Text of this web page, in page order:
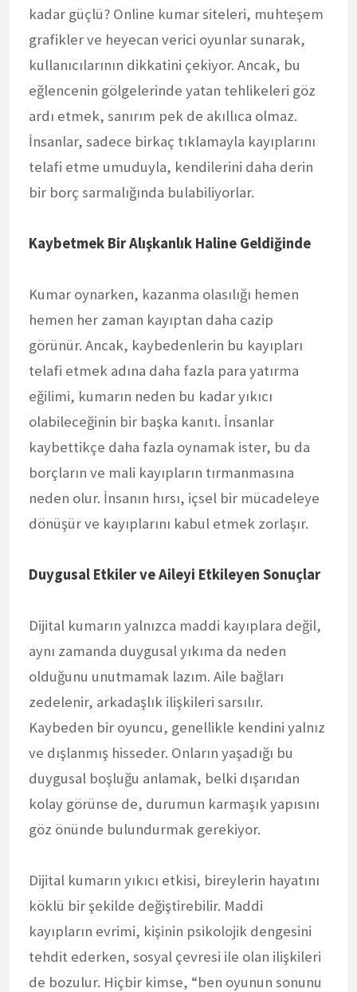
kadar güçlü? Online kumar siteleri, muhteşem
grafikler ve heyecan verici oyunlar sunarak,
kullanıcılarının dikkatini çekiyor. Ancak, bu
eğlencenin gölgelerinde yatan tehlikeleri göz
ardı etmek, sanırım pek de akıllıca olmaz.
İnsanlar, sadece birkaç tıklamayla kayıplarını
telafi etme umuduyla, kendilerini daha derin
bir borç sarmalığında bulabiliyorlar.
Kaybetmek Bir Alışkanlık Haline Geldiğinde
Kumar oynarken, kazanma olasılığı hemen
hemen her zaman kayıptan daha cazip
görünür. Ancak, kaybedenlerin bu kayıpları
telafi etmek adına daha fazla para yatırma
eğilimi, kumarın neden bu kadar yıkıcı
olabileceğinin bir başka kanıtı. İnsanlar
kaybettikçe daha fazla oynamak ister, bu da
borçların ve mali kayıpların tırmanmasına
neden olur. İnsanın hırsı, içsel bir mücadeleye
dönüşür ve kayıplarını kabul etmek zorlaşır.
Duygusal Etkiler ve Aileyi Etkileyen Sonuçlar
Dijital kumarın yalnızca maddi kayıplara değil,
aynı zamanda duygusal yıkıma da neden
olduğunu unutmamak lazım. Aile bağları
zedelenir, arkadaşlık ilişkileri sarsılır.
Kaybeden bir oyuncu, genellikle kendini yalnız
ve dışlanmış hisseder. Onların yaşadığı bu
duygusal boşluğu anlamak, belki dışarıdan
kolay görünse de, durumun karmaşık yapısını
göz önünde bulundurmak gerekiyor.
Dijital kumarın yıkıcı etkisi, bireylerin hayatını
köklü bir şekilde değiştirebilir. Maddi
kayıpların evrimi, kişinin psikolojik dengesini
tehdit ederken, sosyal çevresi ile olan ilişkileri
de bozulur. Hiçbir kimse, “ben oyunun sonunu